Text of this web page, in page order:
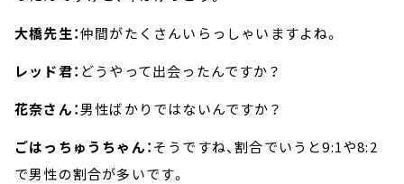
大橋先生：仲間がたくさんいらっしゃいますよね。
レッド君： どうやって出会ったんですか？
花奈さん：男性ばかりではないんですか？
ごはっちゅうちゃん：そうですね、割合でいうと9:1や8:2
で男性の割合が多いです。